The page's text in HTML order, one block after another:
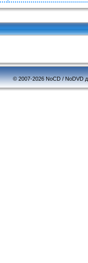
© 2007-2026 NoCD / NoDVD